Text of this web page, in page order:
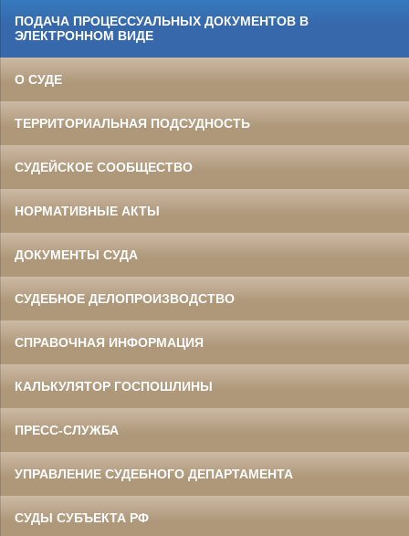
ПОДАЧА ПРОЦЕССУАЛЬНЫХ ДОКУМЕНТОВ В
ЭЛЕКТРОННОМ ВИДЕ
О СУДЕ
ТЕРРИТОРИАЛЬНАЯ ПОДСУДНОСТЬ
СУДЕЙСКОЕ СООБЩЕСТВО
НОРМАТИВНЫЕ АКТЫ
ДОКУМЕНТЫ СУДА
СУДЕБНОЕ ДЕЛОПРОИЗВОДСТВО
СПРАВОЧНАЯ ИНФОРМАЦИЯ
КАЛЬКУЛЯТОР ГОСПОШЛИНЫ
ПРЕСС-СЛУЖБА
УПРАВЛЕНИЕ СУДЕБНОГО ДЕПАРТАМЕНТА
СУДЫ СУБЪЕКТА РФ